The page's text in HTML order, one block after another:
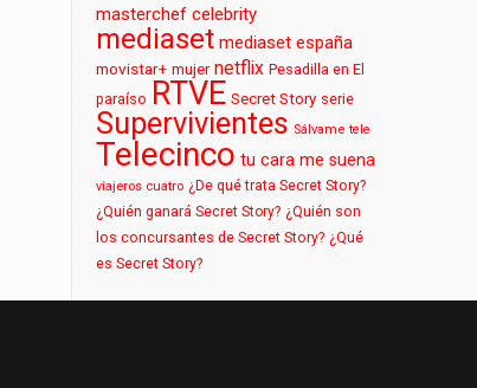
masterchef celebrity
mediaset mediaset españa
movistar+ mujer netflix Pesadilla en El
paraíso RTVE Secret Story serie
Supervivientes Sálvame tele
Telecinco tu cara me suena
viajeros cuatro ¿De qué trata Secret Story?
¿Quién ganará Secret Story? ¿Quién son
los concursantes de Secret Story? ¿Qué
es Secret Story?